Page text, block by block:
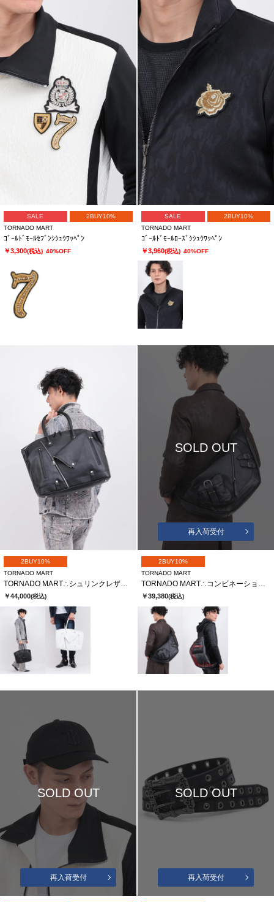
SALE
2BUY10%
TORNADO MART
ｺﾞｰﾙﾄﾞﾓｰﾙｾﾌﾞﾝｼｼｭｳﾜｯﾍﾟﾝ
￥3,300(税込) 40%OFF
SALE
2BUY10%
TORNADO MART
ｺﾞｰﾙﾄﾞﾓｰﾙﾛｰｽﾞｼｼｭｳﾜｯﾍﾟﾝ
￥3,960(税込) 40%OFF
2BUY10%
TORNADO MART
TORNADO MART∴シュリンクレザーライダースボストントートバッグ
￥44,000(税込)
SOLD OUT
再入荷受付
2BUY10%
TORNADO MART
TORNADO MART∴コンビネーションレザーショルダーバッグ
￥39,380(税込)
SOLD OUT
再入荷受付
SOLD OUT
再入荷受付